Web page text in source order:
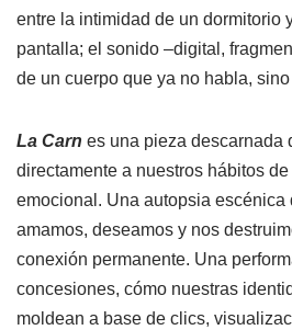
entre la intimidad de un dormitorio
pantalla; el sonido –digital,
de un cuerpo que ya no habla,
La Carn es una pieza descarnada
directamente a nuestros hábitos
emocional. Una autopsia escénica
amamos, deseamos y nos
conexión permanente. Una
concesiones, cómo nuestras
moldean a base de clics,